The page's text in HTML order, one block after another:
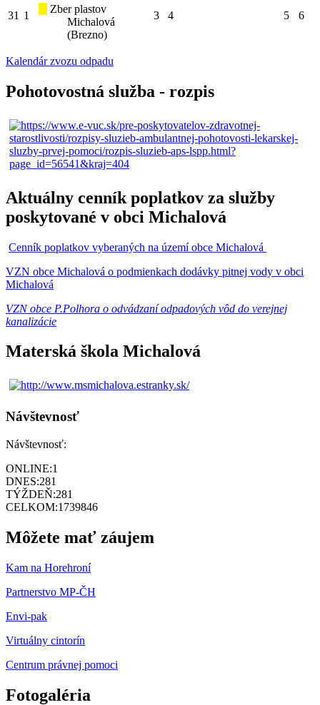
31 1
Zber plastov
Michalová
(Brezno)
3 4 5 6
Kalendár zvozu odpadu
Pohotovostná služba - rozpis
Aktuálny cenník poplatkov za služby
poskytované v obci Michalová
Cenník poplatkov vyberaných na území obce Michalová
VZN obce Michalová o podmienkach dodávky pitnej vody v obci
Michalová
VZN obce P.Polhora o odvádzaní odpadových vôd do verejnej
kanalizácie
Materská škola Michalová
Návštevnosť
Návštevnosť:
ONLINE:1
DNES:281
TÝŽDEŇ:281
CELKOM:1739846
Môžete mať záujem
Kam na Horehroní
Partnerstvo MP-ČH
Envi-pak
Virtuálny cintorín
Centrum právnej pomoci
Fotogaléria